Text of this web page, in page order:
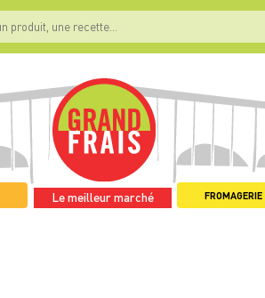
Le meilleur marché FROMAGERIE